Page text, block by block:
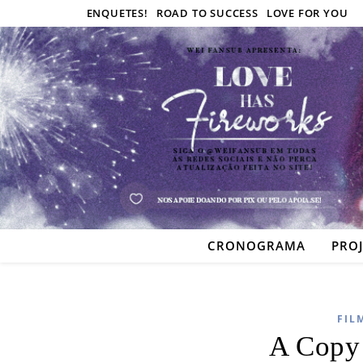
ENQUETES! ROAD TO SUCCESS LOVE FOR YOU
CRONOGRAMA
A